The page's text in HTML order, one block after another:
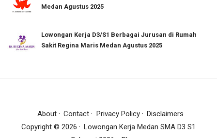
Medan Agustus 2025
Lowongan Kerja D3/S1 Berbagai Jurusan di Rumah
Sakit Regina Maris Medan Agustus 2025
About Contact Privacy Policy
Disclaimers
Copyright © 2026
Lowongan Kerja Medan SMA D3 S1